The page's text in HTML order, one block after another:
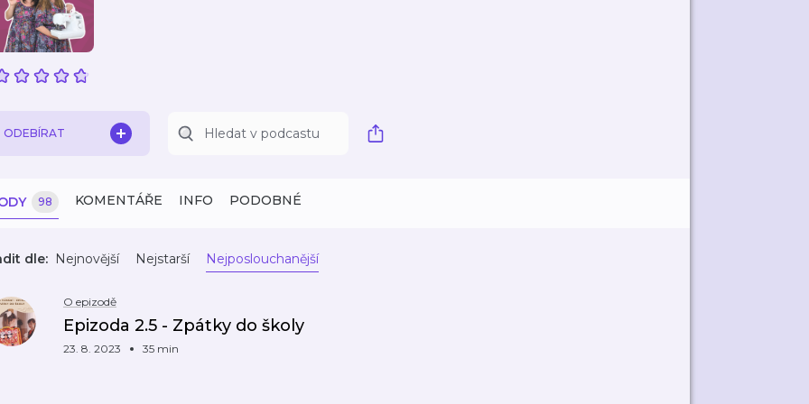
ODEBÍRAT
98 KOMENTÁŘE INFO PODOBNÉ
dle: Nejnovější Nejstarší Nejposlouchanější
O epizodě
Epizoda 2.5 - Zpátky do školy
23. 8. 2023 35 min